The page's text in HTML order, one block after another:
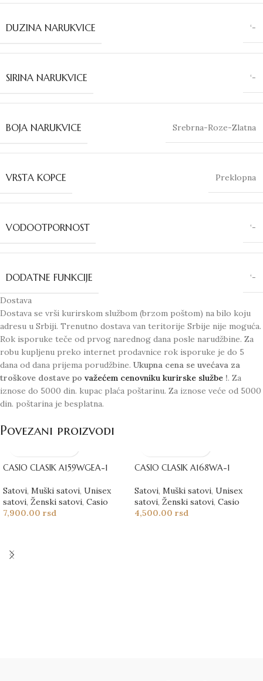
DUZINA NARUKVICE ‘-
SIRINA NARUKVICE ‘-
BOJA NARUKVICE Srebrna-Roze-Zlatna
VRSTA KOPCE Preklopna
VODOOTPORNOST ‘-
DODATNE FUNKCIJE ‘-
Dostava
Dostava se vrši kurirskom službom (brzom poštom) na bilo koju
adresu u Srbiji. Trenutno dostava van teritorije Srbije nije moguća.
Rok isporuke teče od prvog narednog dana posle narudžbine. Za
robu kupljenu preko internet prodavnice rok isporuke je do 5
dana od dana prijema porudžbine. Ukupna cena se uvećava za
troškove dostave po važećem cenovniku kurirske službe !. Za
iznose do 5000 din. kupac plaća poštarinu. Za iznose veće od 5000
din. poštarina je besplatna.
Povezani proizvodi
CASIO CLASIK A159WGEA-1
Satovi, Muški satovi, Unisex
satovi, Ženski satovi, Casio
7,900.00 rsd
CASIO CLASIK A168WA-1
Satovi, Muški satovi, Unisex
satovi, Ženski satovi, Casio
4,500.00 rsd